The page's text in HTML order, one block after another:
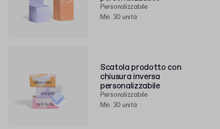
Personalizzabile
Min. 30 unità
Scatola prodotto con
chiusura inversa
personalizzabile
Personalizzabile
Min. 30 unità